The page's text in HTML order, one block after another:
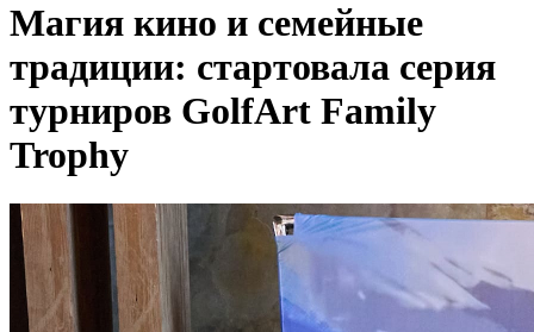
Магия кино и семейные
традиции: стартовала серия
турниров GolfArt Family
Trophy